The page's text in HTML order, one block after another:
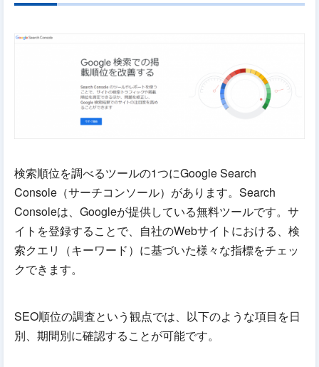
検索順位を調べるツールの1つにGoogle Search
Console（サーチコンソール）があります。Search
Consoleは、Googleが提供している無料ツールです。サ
イトを登録することで、自社のWebサイトにおける、検
索クエリ（キーワード）に基づいた様々な指標をチェッ
クできます。
SEO順位の調査という観点では、以下のような項目を日
別、期間別に確認することが可能です。